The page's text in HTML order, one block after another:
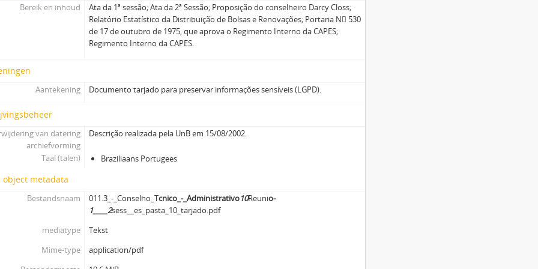
Bereik en inhoud
Ata da 1ª sessão; Ata da 2ª Sessão; Proposição do conselheiro Darcy Closs;
Relatório Estatístico da Distribuição de Bolsas e Renovações; Portaria N 530
de 17 de outubro de 1975, que aprova o Regimento Interno da CAPES;
Regimento Interno da CAPES.
Aantekening Documento tarjado para preservar informações sensíveis (LGPD).
van datering
archiefvorming
Descrição realizada pela UnB em 15/08/2002.
Taal (talen) Braziliaans Portugees
object metadata
Bestandsnaam 011.3_-_Conselho_Tcnico_-_Administrativo10Reunio-
1____2sess__es_pasta_10_tarjado.pdf
mediatype
Tekst
Mime-type
application/pdf